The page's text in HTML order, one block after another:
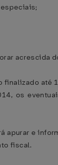
acrescida
os
apurar e
fiscal.